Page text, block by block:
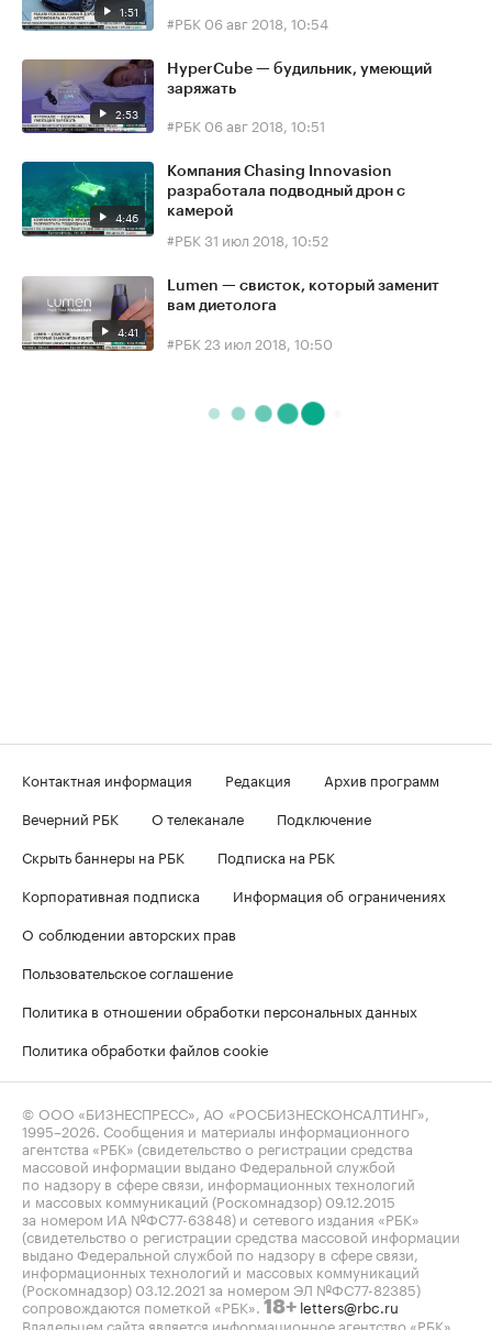
1:51 #РБК 06 авг 2018, 10:54
2:53
HyperCube — будильник, умеющий
заряжать
#РБК 06 авг 2018, 10:51
4:46
Компания Chasing Innovasion
разработала подводный дрон с
камерой
#РБК31 июл 2018, 10:52
4:41
Lumen — свисток, который заменит
вам диетолога
#РБК 23 июл 2018, 10:50
Контактная информация Редакция
Архив программ
Вечерний РБК
О телеканале
Подключение
Скрыть баннеры на РБК
Подписка на РБК
Корпоративная подписка
Информация об ограничениях
О соблюдении авторских прав
Пользовательское соглашение
Политика в отношении обработки персональных данных
Политика обработки файлов cookie
© ООО «БИЗНЕСПРЕСС», АО «РОСБИЗНЕСКОНСАЛТИНГ»,
1995–2026. Сообщения и материалы информационного
агентства «РБК» (свидетельство о регистрации средства
массовой информации выдано Федеральной службой
по надзору в сфере связи, информационных технологий
и массовых коммуникаций (Роскомнадзор) 09.12.2015
за номером ИА №ФС77-63848) и сетевого издания «РБК»
(свидетельство о регистрации средства массовой информации
выдано Федеральной службой по надзору в сфере связи,
информационных технологий и массовых коммуникаций
(Роскомнадзор) 03.12.2021 за номером ЭЛ №ФС77-82385)
сопровождаются пометкой «РБК». 18+ letters@rbc.ru
Владельцем сайта является информационное агентство «РБК».